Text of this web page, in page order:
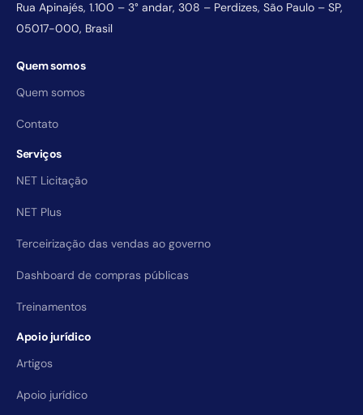
Rua Apinajés, 1.100 – 3° andar, 308 – Perdizes, São Paulo – SP,
05017-000, Brasil
Quem somos
Quem somos
Contato
Serviços
NET Licitação
NET Plus
Terceirização das vendas ao governo
Dashboard de compras públicas
Treinamentos
Apoio jurídico
Artigos
Apoio jurídico